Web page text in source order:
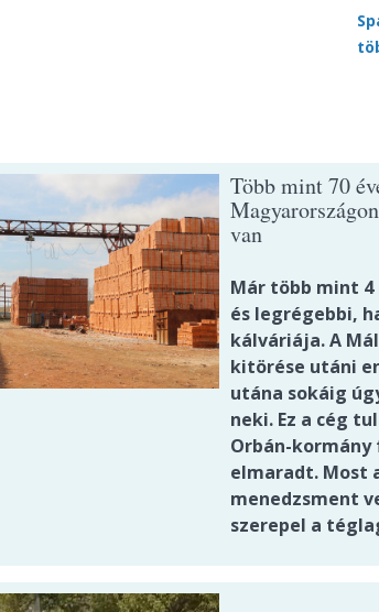
Több mint 70
van
Már több mint
és legrégebbi,
kálváriája. A
kitörése utáni
utána sokáig
neki. Ez a cég
Orbán-
elmaradt. Most
menedzsment
szerepel a